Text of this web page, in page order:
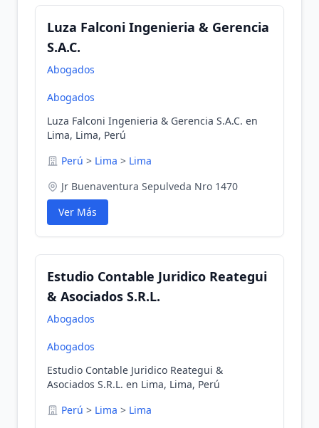
Luza Falconi Ingenieria & Gerencia
S.A.C.
Abogados
Abogados
Luza Falconi Ingenieria & Gerencia S.A.C. en
Lima, Lima, Perú
Perú > Lima > Lima
Jr Buenaventura Sepulveda Nro 1470
Ver Más
Estudio Contable Juridico Reategui
& Asociados S.R.L.
Abogados
Abogados
Estudio Contable Juridico Reategui &
Asociados S.R.L. en Lima, Lima, Perú
Perú > Lima > Lima